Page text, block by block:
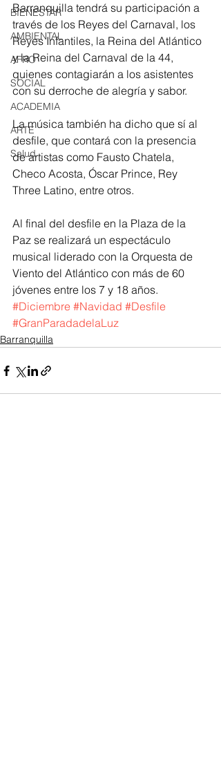
BIENESTAR
AMBIENTAL
AFRO
SOCIAL
ACADEMIA
ARTE
Salud
Barranquilla tendrá su participación a
través de los Reyes del Carnaval, los
Reyes Infantiles, la Reina del Atlántico
y la Reina del Carnaval de la 44,
quienes contagiarán a los asistentes
con su derroche de alegría y sabor.
La música también ha dicho que sí al
desfile, que contará con la presencia
de artistas como Fausto Chatela,
Checo Acosta, Óscar Prince, Rey
Three Latino, entre otros.
Al final del desfile en la Plaza de la
Paz se realizará un espectáculo
musical liderado con la Orquesta de
Viento del Atlántico con más de 60
jóvenes entre los 7 y 18 años.
#Diciembre #Navidad #Desfile
#GranParadadelaLuz
Barranquilla